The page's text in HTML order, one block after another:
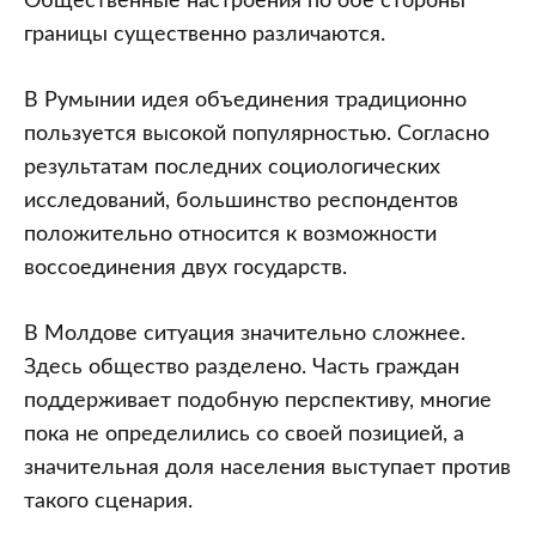
границы существенно различаются.
В Румынии идея объединения традиционно
пользуется высокой популярностью. Согласно
результатам последних социологических
исследований, большинство респондентов
положительно относится к возможности
воссоединения двух государств.
В Молдове ситуация значительно сложнее.
Здесь общество разделено. Часть граждан
поддерживает подобную перспективу, многие
пока не определились со своей позицией, а
значительная доля населения выступает против
такого сценария.